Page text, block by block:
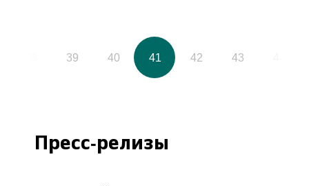
39 40 41 42 43
Пресс-релизы